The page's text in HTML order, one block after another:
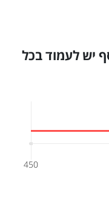
יש לעמוד בכל
450